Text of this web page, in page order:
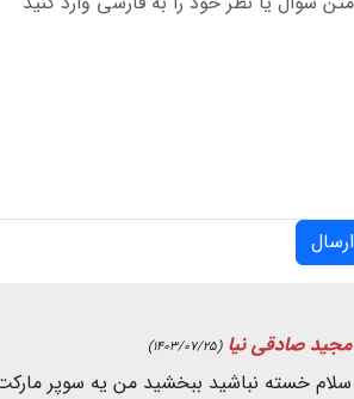
ارسال
مجید صادقی نیا(1403/07/25)
سلام خسته نباشید ببخشید من یه سوپر مارکت 100متری دارم میشه یخچال بزارم در استان چهارمحال بختیاری سرد می‌کنه